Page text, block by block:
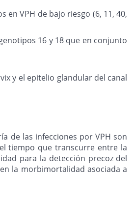
en VPH de bajo riesgo (6, 11, 40,
16 y 18 que en conjunto
y el epitelio glandular del canal
de las infecciones por VPH son
tiempo que transcurre entre la
para la detección precoz del
la morbimortalidad asociada a